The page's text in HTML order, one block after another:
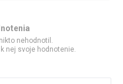
nehodnotil.
k nej svoje hodnotenie.